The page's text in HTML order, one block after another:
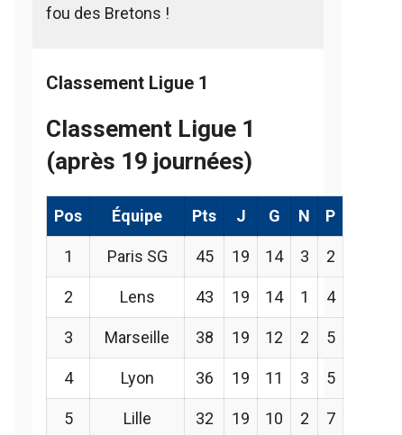
fou des Bretons !
Classement Ligue 1
Classement Ligue 1
(après 19 journées)
Pos Équipe Pts J G N P
1 Paris SG 45 19 14 3 2
2 Lens 43 19 14 1 4
3 Marseille 38 19 12 2 5
4 Lyon 36 19 11 3 5
5 Lille 32 19 10 2 7